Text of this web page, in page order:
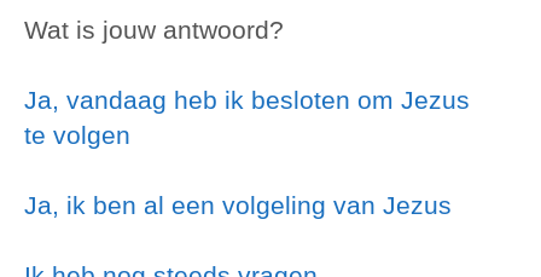
Wat is jouw antwoord?
Ja, vandaag heb ik besloten om Jezus
te volgen
Ja, ik ben al een volgeling van Jezus